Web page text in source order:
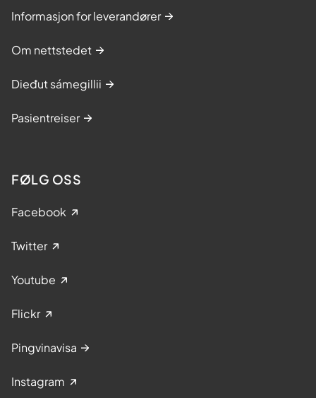
Informasjon for leverandører
Om nettstedet
Dieđut sámegillii
Pasientreiser
FØLG OSS
Facebook
Twitter
Youtube
Flickr
Pingvinavisa
Instagram